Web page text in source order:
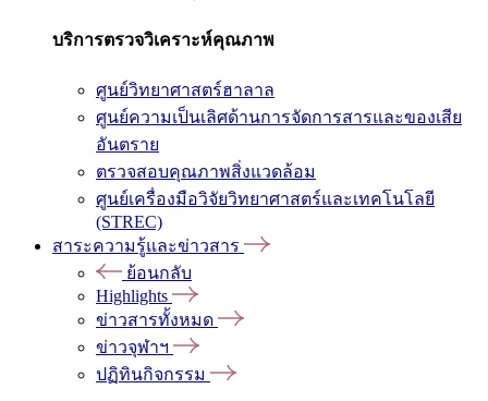
บริการตรวจวิเคราะห์คุณภาพ
ศูนย์วิทยาศาสตร์ฮาลาล
ศูนย์ความเป็นเลิศด้านการจัดการสารและของเสีย
อันตราย
ตรวจสอบคุณภาพสิ่งแวดล้อม
ศูนย์เครื่องมือวิจัยวิทยาศาสตร์และเทคโนโลยี
(STREC)
สาระความรู้และข่าวสาร
ย้อนกลับ
Highlights
ข่าวสารทั้งหมด
ข่าวจุฬาฯ
ปฏิทินกิจกรรม